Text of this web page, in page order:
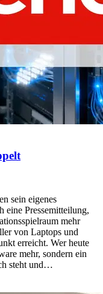
sein eigenes
eine Pressemitteilung,
mehr
von Laptops und
erreicht. Wer heute
mehr, sondern ein
steht und…